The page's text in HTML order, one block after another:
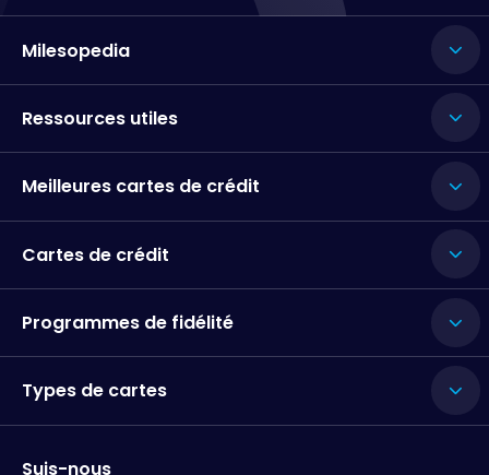
Milesopedia
Ressources utiles
Meilleures cartes de crédit
Cartes de crédit
Programmes de fidélité
Types de cartes
Suis-nous